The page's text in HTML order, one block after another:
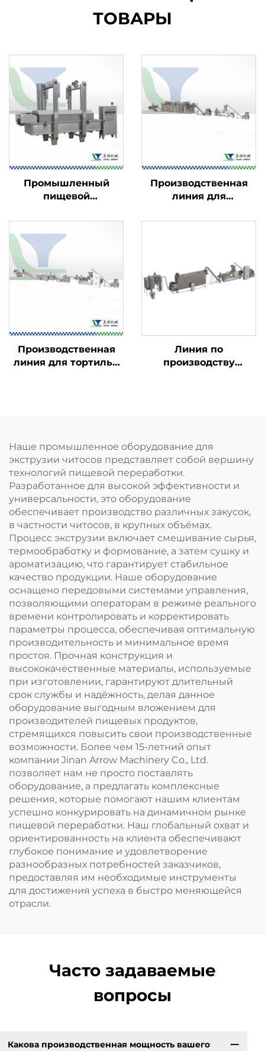
ТОВАРЫ
Промышленный
пищевой
Производственная
линия для
и начинённых
Производственная
линия для тортильи
Линия по
производству
Наше промышленное оборудование для
экструзии читосов представляет собой вершину
технологий пищевой переработки.
Разработанное для высокой эффективности и
универсальности, это оборудование
обеспечивает производство различных закусок,
в частности читосов, в крупных объёмах.
Процесс экструзии включает смешивание сырья,
термообработку и формование, а затем сушку и
ароматизацию, что гарантирует стабильное
качество продукции. Наше оборудование
оснащено передовыми системами управления,
позволяющими операторам в режиме реального
времени контролировать и корректировать
параметры процесса, обеспечивая оптимальную
производительность и минимальное время
простоя. Прочная конструкция и
высококачественные материалы, используемые
при изготовлении, гарантируют длительный
срок службы и надёжность, делая данное
оборудование выгодным вложением для
производителей пищевых продуктов,
стремящихся повысить свои производственные
возможности. Более чем 15-летний опыт
компании Jinan Arrow Machinery Co., Ltd.
позволяет нам не просто поставлять
оборудование, а предлагать комплексные
решения, которые помогают нашим клиентам
успешно конкурировать на динамичном рынке
пищевой переработки. Наш глобальный охват и
ориентированность на клиента обеспечивают
глубокое понимание и удовлетворение
разнообразных потребностей заказчиков,
предоставляя им необходимые инструменты
для достижения успеха в быстро меняющейся
отрасли.
Часто задаваемые
вопросы
Какова производственная мощность вашего